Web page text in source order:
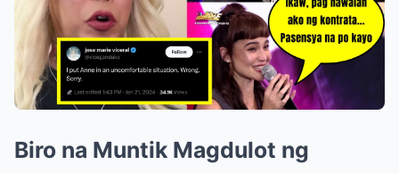
Biro na Muntik Magdulot ng